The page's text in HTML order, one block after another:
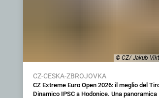
© CZ/ Jakub
CZ-CESKA-ZBROJOVKA
CZ Extreme Euro Open 2026: il meglio del
Dinamico IPSC a Hodonice. Una panoramica